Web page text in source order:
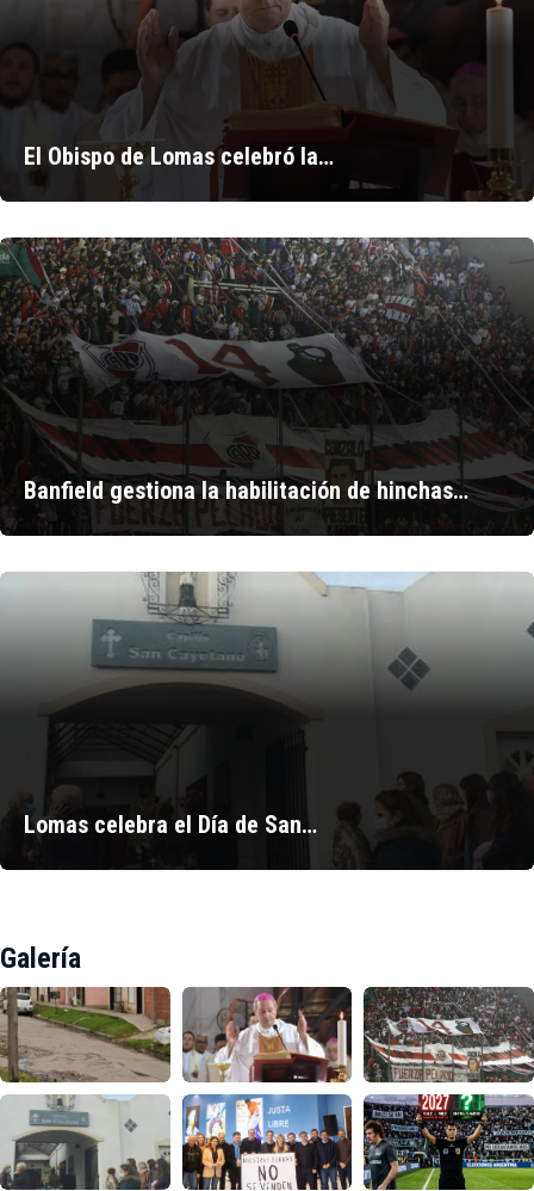
El Obispo de Lomas celebró la…
Banfield gestiona la habilitación de hinchas…
Lomas celebra el Día de San…
Galería